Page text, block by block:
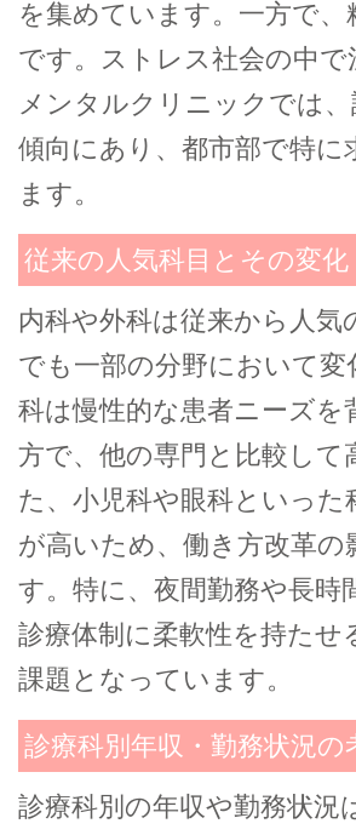
を集めています。一方で
です。ストレス社会の中
メンタルクリニックでは
傾向にあり、都市部で特
ます。
従来の人気科目とその変化
内科や外科は従来から人
でも一部の分野において
科は慢性的な患者ニーズ
方で、他の専門と比較し
た、小児科や眼科といっ
が高いため、働き方改革
す。特に、夜間勤務や長時
診療体制に柔軟性を持た
課題となっています。
診療科別年収・勤務状況の
診療科別の年収や勤務状況